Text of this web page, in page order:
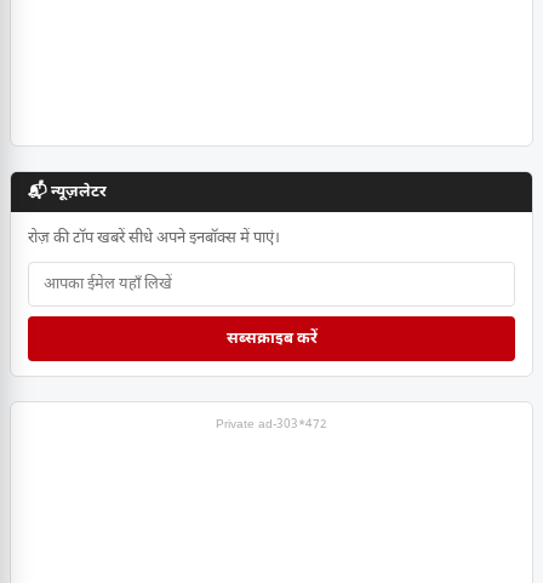
📬 न्यूज़लेटर
रोज़ की टॉप खबरें सीधे अपने इनबॉक्स में पाएं।
सब्सक्राइब करें
Private ad-303*472